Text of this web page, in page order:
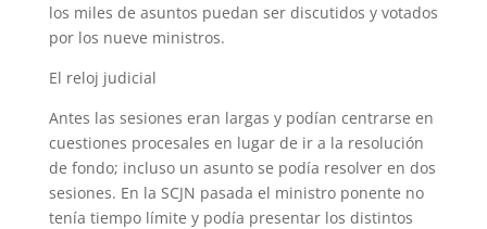
los miles de asuntos puedan ser discutidos y votados
por los nueve ministros.
El reloj judicial
Antes las sesiones eran largas y podían centrarse en
cuestiones procesales en lugar de ir a la resolución
de fondo; incluso un asunto se podía resolver en dos
sesiones. En la SCJN pasada el ministro ponente no
tenía tiempo límite y podía presentar los distintos